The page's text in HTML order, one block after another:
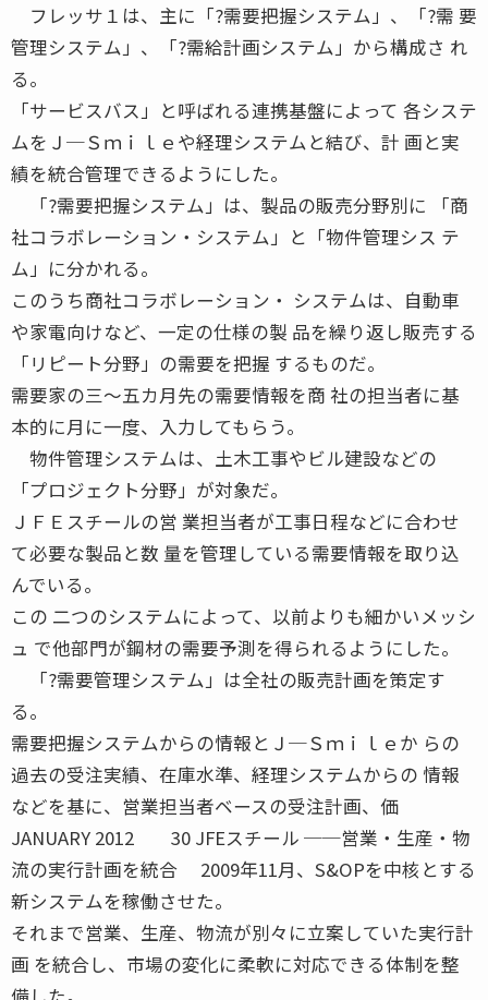
フレッサ１は、主に「?需要把握システム」、「?需 要
管理システム」、「?需給計画システム」から構成さ れ
る。
「サービスバス」と呼ばれる連携基盤によって 各システ
ムをＪ─Ｓｍｉｌｅや経理システムと結び、計 画と実
績を統合管理できるようにした。
「?需要把握システム」は、製品の販売分野別に 「商
社コラボレーション・システム」と「物件管理シス テ
ム」に分かれる。
このうち商社コラボレーション・ システムは、自動車
や家電向けなど、一定の仕様の製 品を繰り返し販売する
「リピート分野」の需要を把握 するものだ。
需要家の三〜五カ月先の需要情報を商 社の担当者に基
本的に月に一度、入力してもらう。
物件管理システムは、土木工事やビル建設などの
「プロジェクト分野」が対象だ。
ＪＦＥスチールの営 業担当者が工事日程などに合わせ
て必要な製品と数 量を管理している需要情報を取り込
んでいる。
この 二つのシステムによって、以前よりも細かいメッシ
ュ で他部門が鋼材の需要予測を得られるようにした。
「?需要管理システム」は全社の販売計画を策定す
る。
需要把握システムからの情報とＪ─Ｓｍｉｌｅか らの
過去の受注実績、在庫水準、経理システムからの 情報
などを基に、営業担当者ベースの受注計画、価
JANUARY 2012 30 JFEスチール ──営業・生産・物
流の実行計画を統合 2009年11月、S&OPを中核とする
新システムを稼働させた。
それまで営業、生産、物流が別々に立案していた実行計
画 を統合し、市場の変化に柔軟に対応できる体制を整